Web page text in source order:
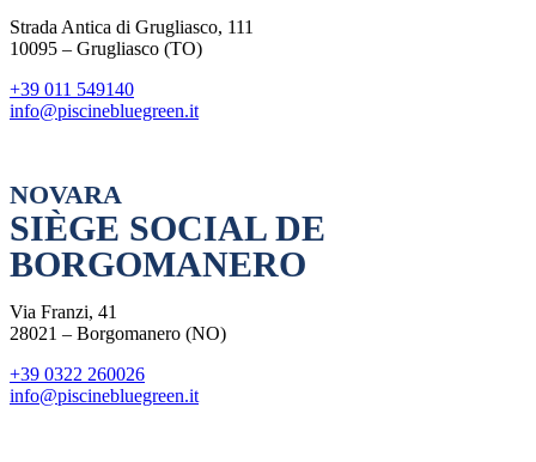
Strada Antica di Grugliasco, 111
10095 – Grugliasco (TO)
+39 011 549140
info@piscinebluegreen.it
NOVARA
SIÈGE SOCIAL DE
BORGOMANERO
Via Franzi, 41
28021 – Borgomanero (NO)
+39 0322 260026
info@piscinebluegreen.it